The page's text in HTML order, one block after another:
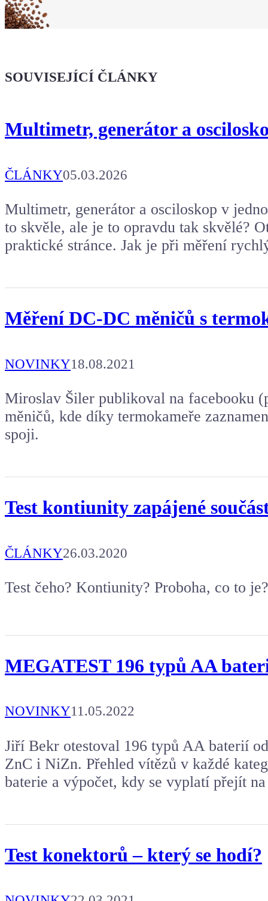
Koupit tričko
SOUVISEJÍCÍ ČLÁNKY
Multimetr, generátor a
ČLÁNKY05.03.2026
Multimetr, generátor a osciloskop v
to skvěle, ale je to opravdu tak skvělé?
praktické stránce. Jak je při měření
Měření DC-DC měničů s
NOVINKY18.08.2021
Miroslav Šiler publikoval na facebooku
měničů, kde díky termokameře
spoji.
Test kontiunity zapájené
ČLÁNKY26.03.2020
Test čeho? Kontiunity? Proboha, co to
MEGATEST 196 typů AA
NOVINKY11.05.2022
Jiří Bekr otestoval 196 typů AA baterií
ZnC i NiZn. Přehled vítězů v každé
baterie a výpočet, kdy se vyplatí přejít
Test konektorů – který se hodí?